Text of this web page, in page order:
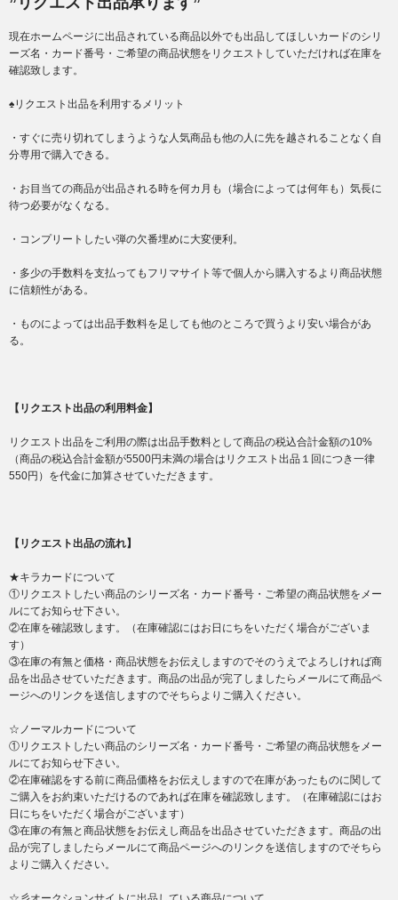
現在ホームページに出品されている商品以外でも出品してほしいカードのシリ
ーズ名・カード番号・ご希望の商品状態をリクエストしていただければ在庫を
確認致します。
♠リクエスト出品を利用するメリット
・すぐに売り切れてしまうような人気商品も他の人に先を越されることなく自
分専用で購入できる。
・お目当ての商品が出品される時を何カ月も（場合によっては何年も）気長に
待つ必要がなくなる。
・コンプリートしたい弾の欠番埋めに大変便利。
・多少の手数料を支払ってもフリマサイト等で個人から購入するより商品状態
に信頼性がある。
・ものによっては出品手数料を足しても他のところで買うより安い場合があ
る。
【リクエスト出品の利用料金】
リクエスト出品をご利用の際は出品手数料として商品の税込合計金額の10%
（商品の税込合計金額が5500円未満の場合はリクエスト出品１回につき一律
550円）を代金に加算させていただきます。
【リクエスト出品の流れ】
★キラカードについて
①リクエストしたい商品のシリーズ名・カード番号・ご希望の商品状態をメー
ルにてお知らせ下さい。
②在庫を確認致します。（在庫確認にはお日にちをいただく場合がございま
す）
③在庫の有無と価格・商品状態をお伝えしますのでそのうえでよろしければ商
品を出品させていただきます。商品の出品が完了しましたらメールにて商品ペ
ージへのリンクを送信しますのでそちらよりご購入ください。
☆ノーマルカードについて
①リクエストしたい商品のシリーズ名・カード番号・ご希望の商品状態をメー
ルにてお知らせ下さい。
②在庫確認をする前に商品価格をお伝えしますので在庫があったものに関して
ご購入をお約束いただけるのであれば在庫を確認致します。（在庫確認にはお
日にちをいただく場合がございます）
③在庫の有無と商品状態をお伝えし商品を出品させていただきます。商品の出
品が完了しましたらメールにて商品ページへのリンクを送信しますのでそちら
よりご購入ください。